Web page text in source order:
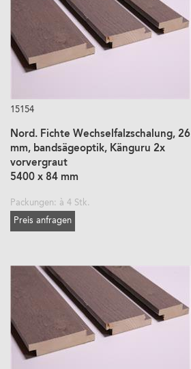
15154
Nord. Fichte Wechselfalzschalung, 26
mm, bandsägeoptik, Känguru 2x
vorvergraut
5400 x 84 mm
Packungen: à 4 Stk.
Preis anfragen